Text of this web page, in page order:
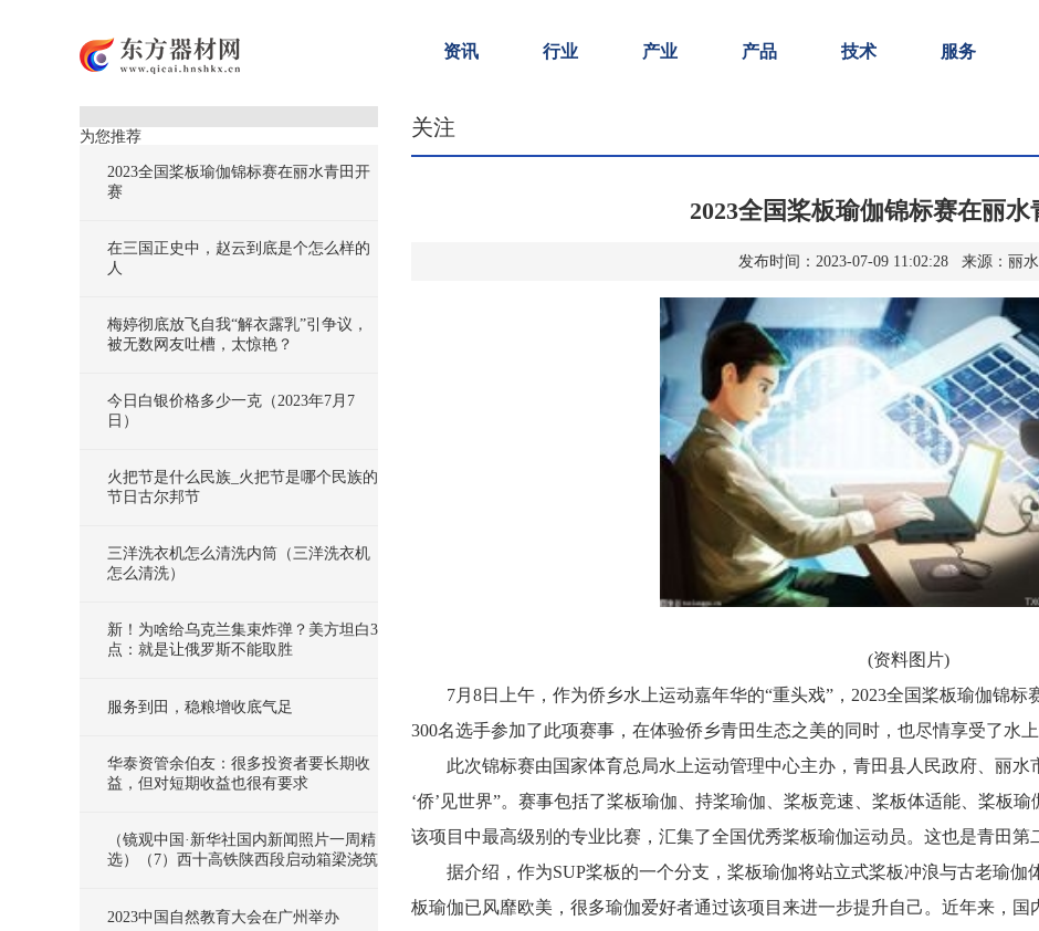
资讯 行业 产业 产品 技术 服务
为您推荐
2023全国桨板瑜伽锦标赛在丽水青田开
赛
在三国正史中，赵云到底是个怎么样的
人
梅婷彻底放飞自我“解衣露乳”引争议，
被无数网友吐槽，太惊艳？
今日白银价格多少一克（2023年7月7
日）
火把节是什么民族_火把节是哪个民族的
节日古尔邦节
三洋洗衣机怎么清洗内筒（三洋洗衣机
怎么清洗）
新！为啥给乌克兰集束炸弹？美方坦白3
点：就是让俄罗斯不能取胜
服务到田，稳粮增收底气足
华泰资管余伯友：很多投资者要长期收
益，但对短期收益也很有要求
（镜观中国·新华社国内新闻照片一周精
选）（7）西十高铁陕西段启动箱梁浇筑
2023中国自然教育大会在广州举办
关注
2023全国桨板瑜伽锦标赛在丽水
发布时间：2023-07-09 11:02:28 来源：丽
(资料图片)
7月8日上午，作为侨乡水上运动嘉年华的“重头戏”，2023全国桨板瑜伽锦
300名选手参加了此项赛事，在体验侨乡青田生态之美的同时，也尽情享受了水上
此次锦标赛由国家体育总局水上运动管理中心主办，青田县人民政府、丽水
‘侨’见世界”。赛事包括了桨板瑜伽、持桨瑜伽、桨板竞速、桨板体适能、桨板
该项目中最高级别的专业比赛，汇集了全国优秀桨板瑜伽运动员。这也是青田第
据介绍，作为SUP桨板的一个分支，桨板瑜伽将站立式桨板冲浪与古老瑜
板瑜伽已风靡欧美，很多瑜伽爱好者通过该项目来进一步提升自己。近年来，国